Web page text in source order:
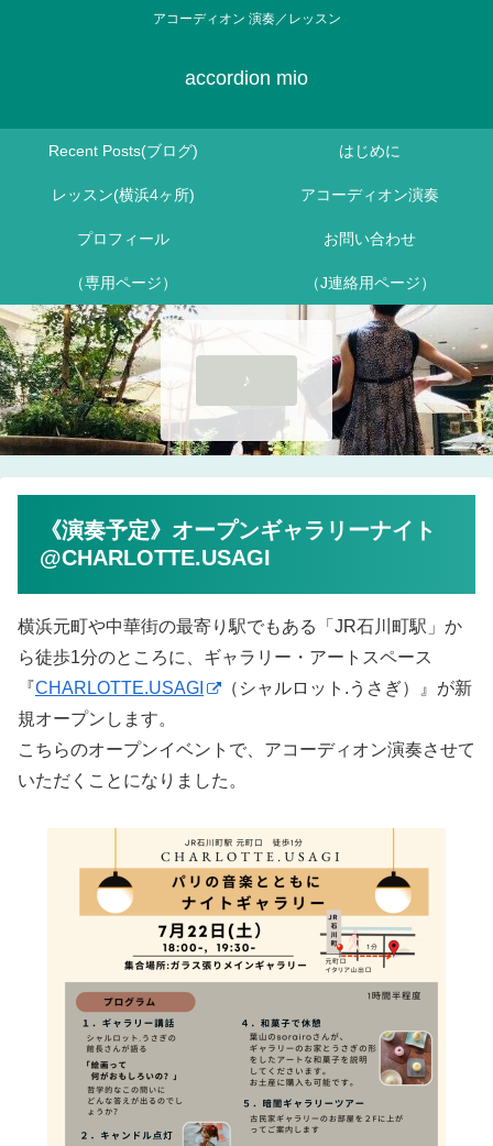
アコーディオン 演奏／レッスン
accordion mio
Recent Posts(ブログ) はじめに
レッスン(横浜4ヶ所) アコーディオン演奏
プロフィール お問い合わせ
（専用ページ） （J連絡用ページ）
♪
《演奏予定》オープンギャラリーナイト
@CHARLOTTE.USAGI
横浜元町や中華街の最寄り駅でもある「JR石川町駅」か
ら徒歩1分のところに、ギャラリー・アートスペース
『CHARLOTTE.USAGI
（シャルロット.うさぎ）』が新
規オープンします。
こちらのオープンイベントで、アコーディオン演奏させて
いただくことになりました。